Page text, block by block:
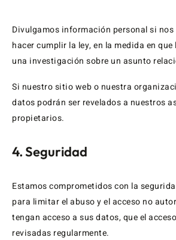
Divulgamos información personal si
hacer cumplir la ley, en la medida en
una investigación sobre un asunto
Si nuestro sitio web o nuestra
datos podrán ser revelados a nuestros
propietarios.
4. Seguridad
Estamos comprometidos con la
para limitar el abuso y el acceso no
tengan acceso a sus datos, que el
revisadas regularmente.